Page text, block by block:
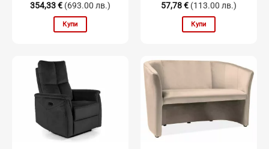
354,33€ (693.00 лв.)
Купи
57,78€ (113.00 лв.)
Купи